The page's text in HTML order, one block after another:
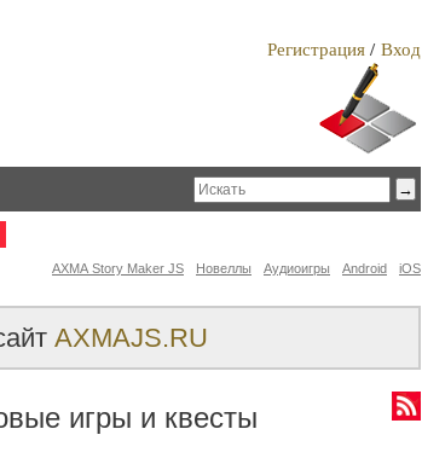
Регистрация / Вход
iOS
Android
Аудиоигры
Новеллы
AXMA Story Maker JS
AXMAJS.RU
игры и квесты